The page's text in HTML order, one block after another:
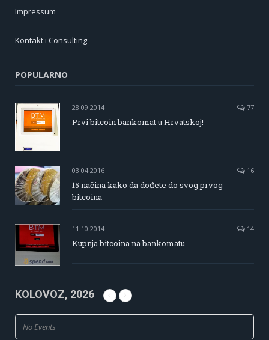
Impressum
Kontakt i Consulting
POPULARNO
28.09.2014 77
Prvi bitcoin bankomat u Hrvatskoj!
03.04.2016 16
15 načina kako da dođete do svog prvog
bitcoina
11.10.2014 14
Kupnja bitcoina na bankomatu
KOLOVOZ, 2026
No Events